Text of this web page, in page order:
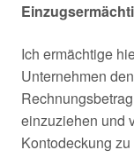
Ich ermächtige
Unternehmen
einzuziehen und
Kontodeckung zu